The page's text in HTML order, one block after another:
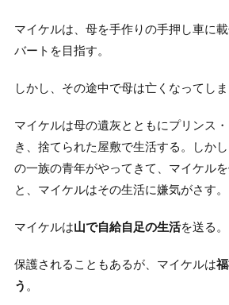
マイケルは、母を手作りの手押し車に
バートを目指す。
しかし、その途中で母は亡くなってしま
マイケルは母の遺灰とともにプリンス
き、捨てられた屋敷で生活する。しか
の一族の青年がやってきて、マイケル
と、マイケルはその生活に嫌気がさす。
マイケルは山で自給自足の生活を送る。
保護されることもあるが、マイケルは
う 。